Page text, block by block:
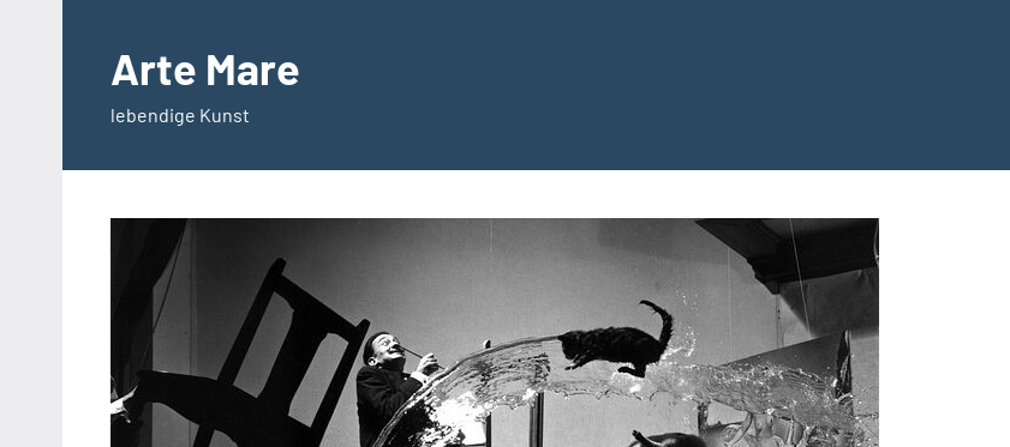
springenArte Mare
lebendige Kunst